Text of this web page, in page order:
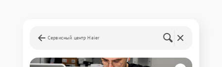
Сервисный центр Haier